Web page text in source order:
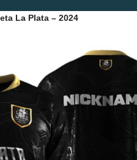
La Plata – 2024